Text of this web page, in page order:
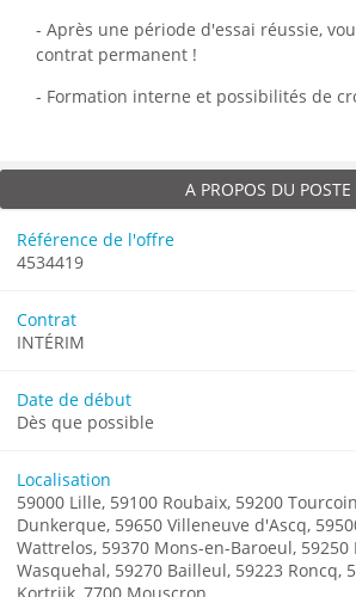
- Après une période d'essai réussie,
contrat permanent !
- Formation interne et possibilités de
A PROPOS DU POSTE
Référence de l'offre
4534419
Contrat
INTÉRIM
Date de début
Dès que possible
Localisation
59000 Lille, 59100 Roubaix, 59200
Dunkerque, 59650 Villeneuve d'Ascq,
Wattrelos, 59370 Mons-en-Baroeul, 59250
Wasquehal, 59270 Bailleul, 59223 Roncq,
Kortrijk, 7700 Mouscron